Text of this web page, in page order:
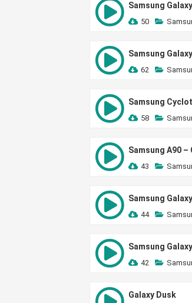
Samsung
50
Samsung
62
Samsung
58
Samsung A90 –
43
Samsung
44
Samsung
42
Galaxy Dusk